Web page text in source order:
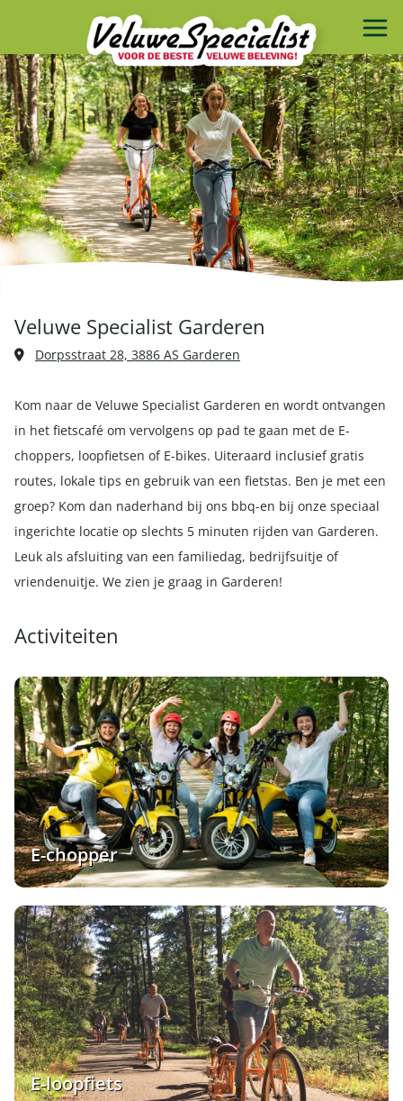
Veluwe Specialist Garderen
Dorpsstraat 28, 3886 AS Garderen
Kom naar de Veluwe Specialist Garderen en wordt ontvangen
in het fietscafé om vervolgens op pad te gaan met de E-
choppers, loopfietsen of E-bikes. Uiteraard inclusief gratis
routes, lokale tips en gebruik van een fietstas. Ben je met een
groep? Kom dan naderhand bij ons bbq-en bij onze speciaal
ingerichte locatie op slechts 5 minuten rijden van Garderen.
Leuk als afsluiting van een familiedag, bedrijfsuitje of
vriendenuitje. We zien je graag in Garderen!
Activiteiten
E-chopper
E-loopfiets